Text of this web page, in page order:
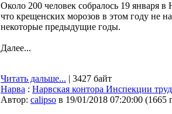
Около 200 человек собралось 19 января
что крещенских морозов в этом году не
некоторые предыдущие годы.
Далее...
Читать дальше... | 3427 байт
Нарва : Нарвская контора Инспекции
Автор: calipso в 19/01/2018 07:20:00 (1665